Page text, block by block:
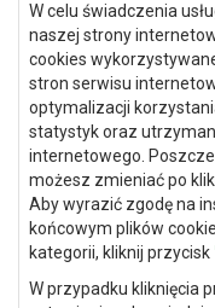
W celu świadczenia
naszej strony
cookies
stron serwisu
optymalizacji
statystyk oraz
internetowego.
możesz zmieniać po
Aby wyrazić zgodę na
końcowym plików
kategorii, kliknij przycisk
W przypadku kliknięcia